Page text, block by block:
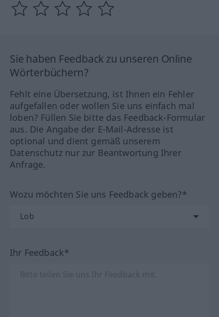
Sie haben Feedback zu unseren Online
Wörterbüchern?
Fehlt eine Übersetzung, ist Ihnen ein Fehler
aufgefallen oder wollen Sie uns einfach mal
loben? Füllen Sie bitte das Feedback-Formular
aus. Die Angabe der E-Mail-Adresse ist
optional und dient gemäß unserem
Datenschutz nur zur Beantwortung Ihrer
Anfrage.
Wozu möchten Sie uns Feedback geben?*
Ihr Feedback*